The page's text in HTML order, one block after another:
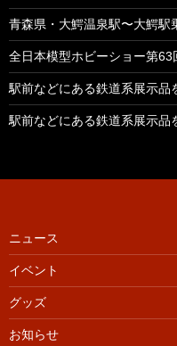
青森県・大鰐温泉駅〜大鰐
全日本模型ホビーショー第
駅前などにある鉄道系展示
駅前などにある鉄道系展示
ニュース
イベント
グッズ
お知らせ